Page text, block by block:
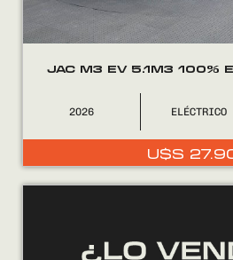
JAC M3 EV 5.1M3 100%
2026 ELÉCTRICO
U$S